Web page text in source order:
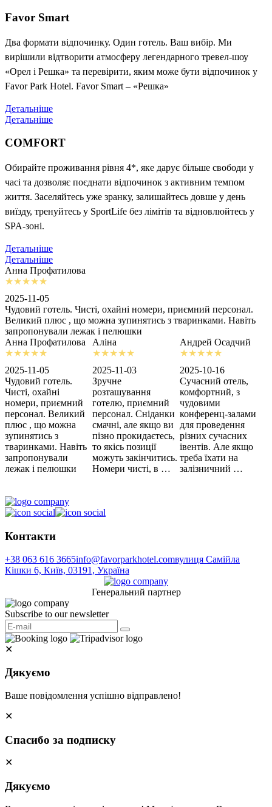
Favor Smart
Два формати відпочинку. Один готель. Ваш вибір. Ми
вирішили відтворити атмосферу легендарного тревел-шоу
«Орел і Решка» та перевірити, яким може бути відпочинок у
Favor Park Hotel. Favor Smart – «Решка»
Детальніше
Детальніше
COMFORT
Обирайте проживання рівня 4*, яке дарує більше свободи у
часі та дозволяє поєднати відпочинок з активним темпом
життя. Заселяйтесь уже зранку, залишайтесь довше у день
виїзду, тренуйтесь у SportLife без лімітів та відновлюйтесь у
SPA-зоні.
Детальніше
Детальніше
Анна Профатилова
2025-11-05
Чудовий готель. Чисті, охайні номери, приємний персонал.
Великий плюс , що можна зупинятись з тваринками. Навіть
запропонували лежак і пелюшки
Анна Профатилова
2025-11-05
Чудовий готель.
Чисті, охайні
номери, приємний
персонал. Великий
плюс , що можна
зупинятись з
тваринками. Навіть
запропонували
лежак і пелюшки
Аліна
2025-11-03
Зручне
розташування
готелю, приємний
персонал. Сніданки
смачні, але якщо ви
пізно прокидаєтесь,
то якісь позиції
можуть закінчитись.
Номери чисті, в …
Андрей Осадчий
2025-10-16
Сучасний отель,
комфортний, з
чудовими
конференц-залами
для проведення
різних сучасних
івентів. Але якщо
треба їхати на
залізничний …
Контакти
+38 063 616 3665info@favorparkhotel.comвулиця Самійла
Кішки 6, Київ, 03191, Україна
Генеральний партнер
Subscribe to our newsletter
✕
Дякуємо
Ваше повідомлення успішно відправлено!
✕
Спасибо за подписку
✕
Дякуємо